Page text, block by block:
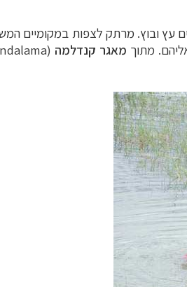
עץ ובוץ. מרתק לצפות במקומיים
מתוך מאגר קנדלמה (